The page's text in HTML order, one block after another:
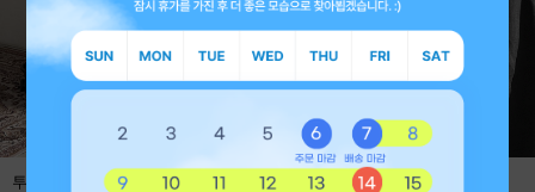
투턱 사계절 프리미엄 와이드 데님
에어로 쿨에버 절개 오버핏 긴팔